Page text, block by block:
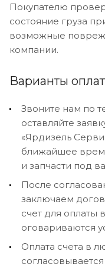
Покупателю
состояние груза
возможные
компании.
Варианты
Звоните нам по
оставляйте
«Ярдизель
ближайшее
и запчасти под
После
заключаем
счет для оплаты
оговариваются
Оплата счета в